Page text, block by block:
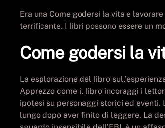
Era una Come godersi la vita e
terrificante. I libri possono essere un
Come godersi la
La esplorazione del libro
Apprezzo come il libro incoraggi i
ipotesi su personaggi storici ed
lungo dopo aver finito di leggere. La